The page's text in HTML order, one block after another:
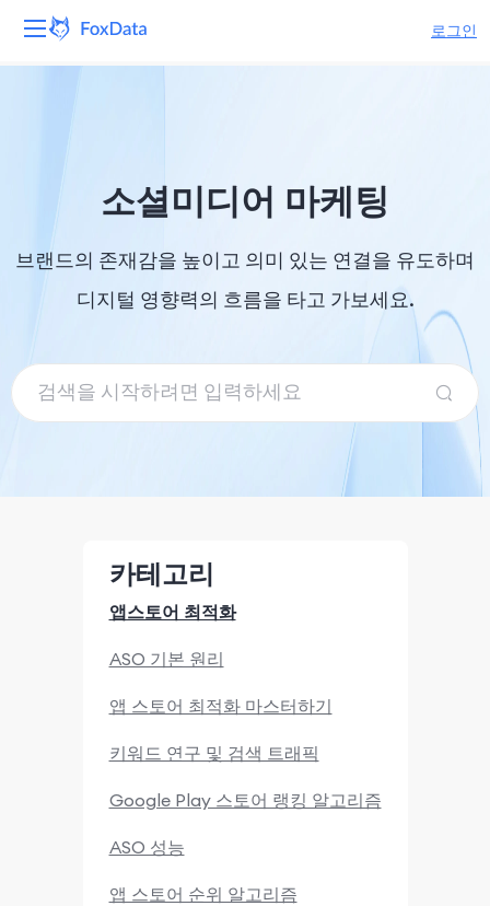
로그인
자원
회사
소셜미디어 마케팅
브랜드의 존재감을 높이고 의미 있는 연결을 유도하며
디지털 영향력의 흐름을 타고 가보세요.
카테고리
앱스토어 최적화
ASO 기본 원리
앱 스토어 최적화 마스터하기
키워드 연구 및 검색 트래픽
Google Play 스토어 랭킹 알고리즘
ASO 성능
앱 스토어 순위 알고리즘